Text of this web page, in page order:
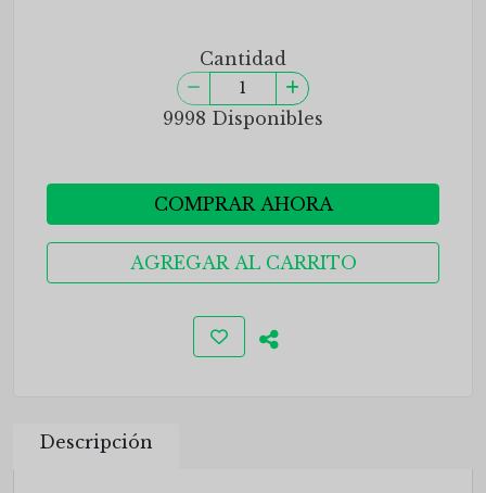
Cantidad
9998 Disponibles
COMPRAR AHORA
AGREGAR AL CARRITO
Descripción